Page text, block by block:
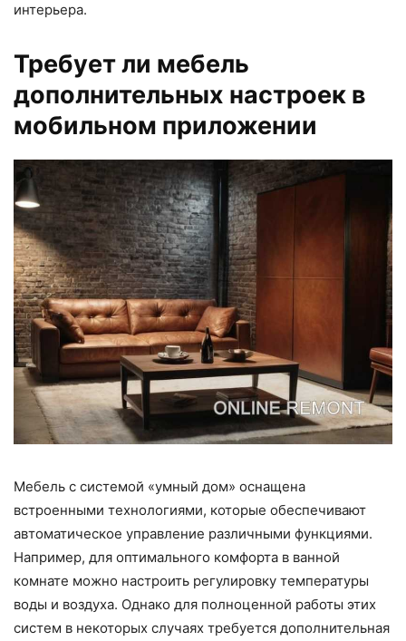
интерьера.
Требует ли мебель
дополнительных настроек в
мобильном приложении
Мебель с системой «умный дом» оснащена
встроенными технологиями, которые обеспечивают
автоматическое управление различными функциями.
Например, для оптимального комфорта в ванной
комнате можно настроить регулировку температуры
воды и воздуха. Однако для полноценной работы этих
систем в некоторых случаях требуется дополнительная